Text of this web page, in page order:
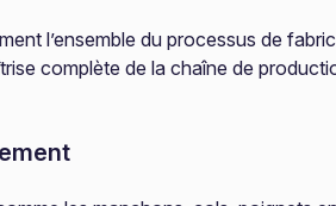
l’ensemble du processus de
complète de la chaîne de